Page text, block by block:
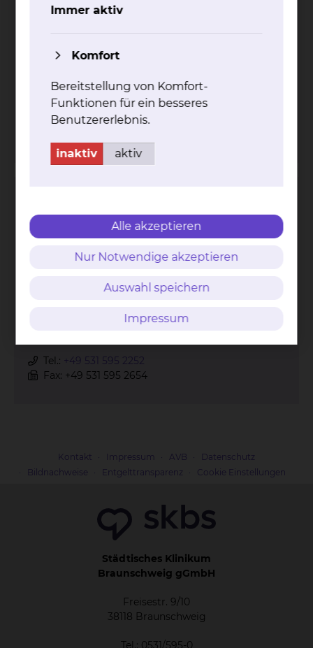
Fichtengrund 1, 38126 Braunschweig
Tel.:+49 531 595 2213
Fax: +49 531 595 2658
Tel.: +49 531 595 2252
Fax: +49 531 595 2654
Kontakt Impressum AVB
Datenschutz
Bildnachweise
Entgelttransparenz Cookie Einstellungen
Städtisches Klinikum
Braunschweig gGmbH
Freisestr. 9/10
38118 Braunschweig
Tel.: 0531/595-0
Immer aktiv
Komfort
Bereitstellung von Komfort-
Funktionen für ein besseres
Benutzererlebnis.
inaktiv aktiv
Alle akzeptieren
Nur Notwendige akzeptieren
Auswahl speichern
Impressum